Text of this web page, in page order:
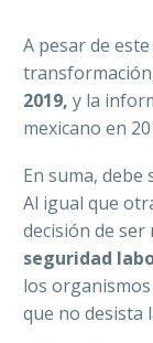
A pesar de
2019, y la
mexicano en
En suma,
Al igual que
decisión de ser
seguridad
los
que no desista